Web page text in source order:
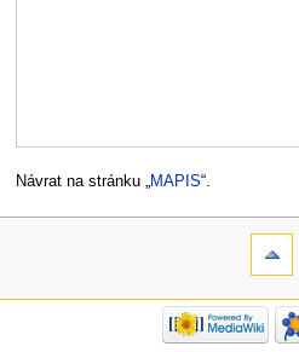
Návrat na stránku „MAPIS“.